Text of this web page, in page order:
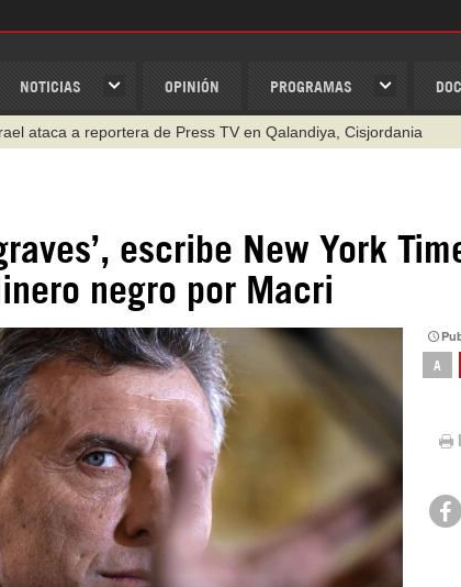
NOTICIAS OPINIÓN PROGRAMAS
ataca a reportera de Press TV en Qalandiya, Cisjordania
escribe New York
negro por Macri
A